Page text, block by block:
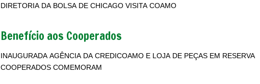
DIRETORIA DA BOLSA DE CHICAGO VISITA COAMO
Benefício aos Cooperados
INAUGURADA AGÊNCIA DA CREDICOAMO E LOJA DE PEÇAS EM RESERVA
COOPERADOS COMEMORAM